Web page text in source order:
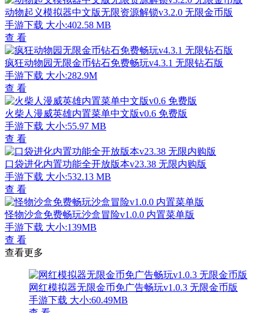
动物起义模拟器中文版无限资源解锁v3.2.0 无限金币版
手游下载 大小:402.58 MB
查 看
疯狂动物园无限金币钻石免费畅玩v4.3.1 无限钻石版
手游下载 大小:282.9M
查 看
火柴人漫威英雄内置菜单中文版v0.6 免费版
手游下载 大小:55.97 MB
查 看
口袋进化内置功能全开放版本v23.38 无限内购版
手游下载 大小:532.13 MB
查 看
怪物沙盒免费畅玩沙盒冒险v1.0.0 内置菜单版
手游下载 大小:139MB
查 看
查看更多
网红模拟器无限金币免广告畅玩v1.0.3 无限金币版
手游下载 大小:60.49MB